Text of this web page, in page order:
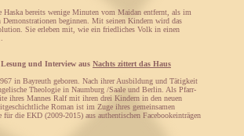
Haska bereits wenige Minuten vom Maidan entfernt, als im
beginnen. Mit seinen Kindern wird das
Sie erleben mit, wie ein friedliches Volk in einen
Lesung und Interview aus Nachts zittert das Haus
in Bayreuth geboren. Nach ihrer Ausbildung und Tätigkeit
Theologie in Naumburg /Saale und Berlin. Als Pfarr-
ihres Mannes Ralf mit ihren drei Kindern in den neuen
Roman ist im Zuge ihres gemeinsamen
die EKD (2009-2015) aus authentischen Facebookeinträgen